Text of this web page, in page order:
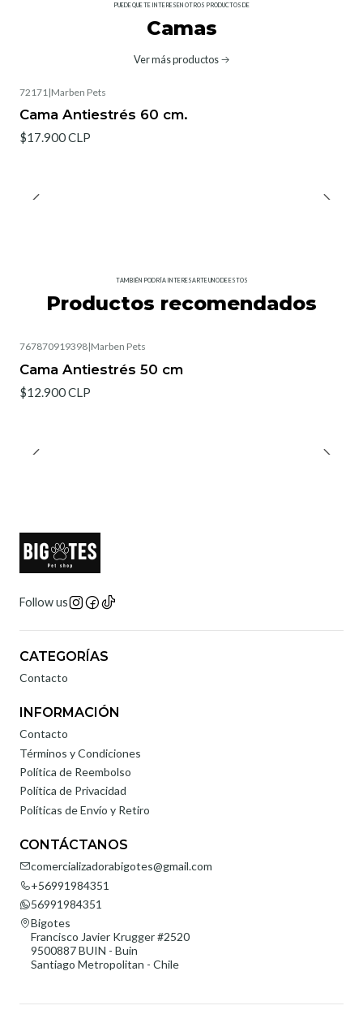
PUEDE QUE TE INTERESEN OTROS PRODUCTOS DE
Camas
Ver más productos
72171|Marben Pets
Cama Antiestrés 60 cm.
$17.900 CLP
TAMBIÉN PODRÍA INTERESARTE UNO DE ESTOS
Productos recomendados
767870919398|Marben Pets
Cama Antiestrés 50 cm
$12.900 CLP
Follow us
CATEGORÍAS
Contacto
INFORMACIÓN
Contacto
Términos y Condiciones
Política de Reembolso
Política de Privacidad
Políticas de Envío y Retiro
CONTÁCTANOS
comercializadorabigotes@gmail.com
+56991984351
56991984351
Bigotes
Francisco Javier Krugger #2520
9500887 BUIN - Buin
Santiago Metropolitan - Chile